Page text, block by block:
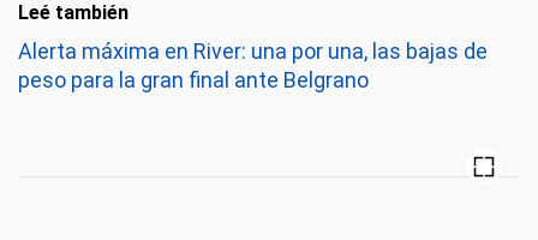
Leé también
Alerta máxima en River: una por una, las bajas de
peso para la gran final ante Belgrano